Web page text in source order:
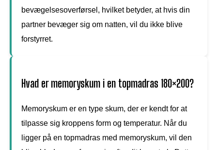
bevægelsesoverførsel, hvilket betyder, at hvis din
partner bevæger sig om natten, vil du ikke blive
forstyrret.
Hvad er memoryskum i en topmadras 180×200?
Memoryskum er en type skum, der er kendt for at
tilpasse sig kroppens form og temperatur. Når du
ligger på en topmadras med memoryskum, vil den